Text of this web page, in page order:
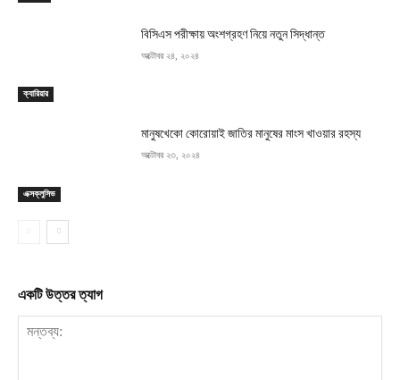
ক্যারিয়ার
বিসিএস পরীক্ষায় অংশগ্রহণ নিয়ে নতুন সিদ্ধান্ত
অক্টোবর ২৪, ২০২৪
এক্সক্লুসিভ
মানুষখেকো কোরোয়াই জাতির মানুষের মাংস খাওয়ার রহস্য
অক্টোবর ২৩, ২০২৪
একটি উত্তর ত্যাগ